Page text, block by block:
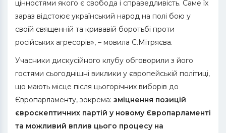
цінностями якого є свобода і справедливість. Саме їх
зараз відстоює український народ на полі бою у
своїй священній та кривавій боротьбі проти
російських агресорів», – мовила С.Мітряєва.
Учасники дискусійного клубу обговорили з його
гостями сьогоднішні виклики у європейській політиці,
що мають місце після цьогорічних виборів до
Європарламенту, зокрема: зміцнення позицій
євроскептичних партій у новому Європарламенті
та можливий вплив цього процесу на